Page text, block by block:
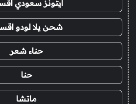
ايتونز سعودي
شحن يلا لودو
حناء شعر
حنا
ماتشا